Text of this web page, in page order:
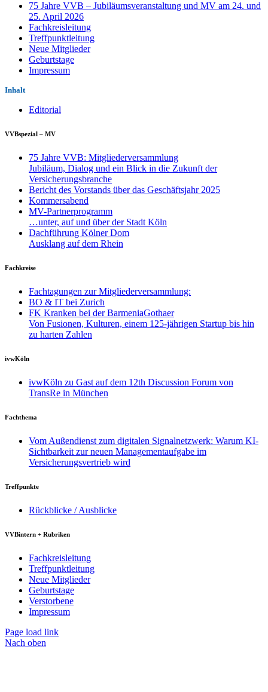
75 Jahre VVB – Jubiläumsveranstaltung und MV am 24. und
25. April 2026
Fachkreisleitung
Treffpunktleitung
Neue Mitglieder
Geburtstage
Impressum
Inhalt
Editorial
VVBspezial – MV
75 Jahre VVB: Mitgliederversammlung
Jubiläum, Dialog und ein Blick in die Zukunft der
Versicherungsbranche
Bericht des Vorstands über das Geschäftsjahr 2025
Kommersabend
MV-Partnerprogramm
…unter, auf und über der Stadt Köln
Dachführung Kölner Dom
Ausklang auf dem Rhein
Fachkreise
Fachtagungen zur Mitgliederversammlung:
BO & IT bei Zurich
FK Kranken bei der BarmeniaGothaer
Von Fusionen, Kulturen, einem 125-jährigen Startup bis hin
zu harten Zahlen
ivwKöln
ivwKöln zu Gast auf dem 12th Discussion Forum von
TransRe in München
Fachthema
Vom Außendienst zum digitalen Signalnetzwerk: Warum KI-
Sichtbarkeit zur neuen Managementaufgabe im
Versicherungsvertrieb wird
Treffpunkte
Rückblicke / Ausblicke
VVBintern + Rubriken
Fachkreisleitung
Treffpunktleitung
Neue Mitglieder
Geburtstage
Verstorbene
Impressum
Page load link
Nach oben